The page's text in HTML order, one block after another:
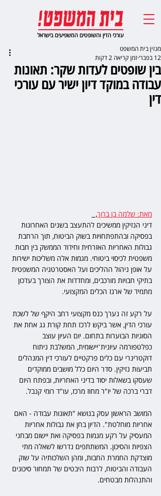
עורכי הדין והשופטים המשפיעים בישראל
בין שופטים לעדות שקר: תאונות
עבודה במוקד דיון ישיר עם עורכי
דין
מגזין בית המשפט
12 בפבר׳
זמן קריאה 2 דקות
מאת: שלמה בן ברוך,
דיני הנזיקין ממשיכים להתעצב בשנים האחרונות
בפסיקה ובהתפתחויות בשוק הביטוח, תוך הרחבת
גבולות האחריות האזרחית וחידוד הממשק בין חבות
משפטית לכיסוי ביטוחי. מגמות אלה משליכות ישירות
על אופן ניהול ההליכים ועל האסטרטגיה המשפטית
בתיקי חבויות מורכבים, ומחדדות את הצורך בעדכון
מתמיד של ארגז הכלים המקצועי.
על רקע זה נערך כנס מקצועי רחב היקף של לשכת
עורכי הדין, אשר ביקש לרכז תחת קורת גג אחת את
הסוגיות הבוערות בתחום. יום העיון עוצב
כפלטפורמה עיונית־יישומית, המשלבת ניתוח
דוקטרינרי עם כלים פרקטיים לעורכי דין המנהלים
תביעות נזיקין. סדר היום כלל מושבים ממוקדים
שעסקו בשאלות יסוד בדיני האחריות, ובפתח היום
דברי ברכה של יו"ר מחוז מרכז, עו"ד רומי קנבל.
המושב הראשון עסק בנושא "תאונות עבודה - האם
אחריות מוחלטת". הדיון בחן את גבולות אחריות
המעסיק על רקע מגמות בפסיקה ואת יישום מבחני
הצפיות והסיכון. המשתתפים נדרשו לשאלה מתי
מוצדקת החמרת החבות, ומהן השלכותיה על שוק
העבודה והביטוח, לרבות היבטים של תמחור סיכונים
והתנהלות מבטחים.